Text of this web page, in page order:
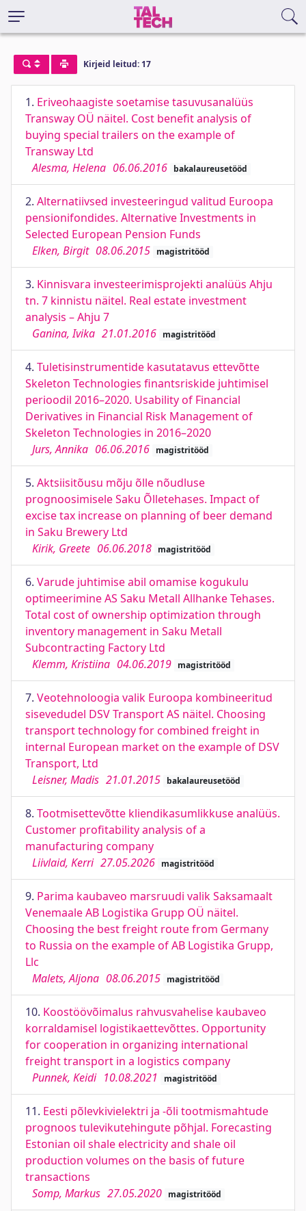
Kirjeid leitud: 17
1. Eriveohaagiste soetamise tasuvusanalüüs
Transway OÜ näitel. Cost benefit analysis of
buying special trailers on the example of
Transway Ltd
Alesma, Helena 06.06.2016 bakalaureusetööd
2. Alternatiivsed investeeringud valitud Euroopa
pensionifondides. Alternative Investments in
Selected European Pension Funds
Elken, Birgit 08.06.2015 magistritööd
3. Kinnisvara investeerimisprojekti analüüs Ahju
tn. 7 kinnistu näitel. Real estate investment
analysis – Ahju 7
Ganina, Ivika 21.01.2016 magistritööd
4. Tuletisinstrumentide kasutatavus ettevõtte
Skeleton Technologies finantsriskide juhtimisel
perioodil 2016–2020. Usability of Financial
Derivatives in Financial Risk Management of
Skeleton Technologies in 2016–2020
Jurs, Annika 06.06.2016 magistritööd
5. Aktsiisitõusu mõju õlle nõudluse
prognoosimisele Saku Õlletehases. Impact of
excise tax increase on planning of beer demand
in Saku Brewery Ltd
Kirik, Greete 06.06.2018 magistritööd
6. Varude juhtimise abil omamise kogukulu
optimeerimine AS Saku Metall Allhanke Tehases.
Total cost of ownership optimization through
inventory management in Saku Metall
Subcontracting Factory Ltd
Klemm, Kristiina 04.06.2019 magistritööd
7. Veotehnoloogia valik Euroopa kombineeritud
sisevedudel DSV Transport AS näitel. Choosing
transport technology for combined freight in
internal European market on the example of DSV
Transport, Ltd
Leisner, Madis 21.01.2015 bakalaureusetööd
8. Tootmisettevõtte kliendikasumlikkuse analüüs.
Customer profitability analysis of a
manufacturing company
Liivlaid, Kerri 27.05.2026 magistritööd
9. Parima kaubaveo marsruudi valik Saksamaalt
Venemaale AB Logistika Grupp OÜ näitel.
Choosing the best freight route from Germany
to Russia on the example of AB Logistika Grupp,
Llc
Malets, Aljona 08.06.2015 magistritööd
10. Koostöövõimalus rahvusvahelise kaubaveo
korraldamisel logistikaettevõttes. Opportunity
for cooperation in organizing international
freight transport in a logistics company
Punnek, Keidi 10.08.2021 magistritööd
11. Eesti põlevkivielektri ja -õli tootmismahtude
prognoos tulevikutehingute põhjal. Forecasting
Estonian oil shale electricity and shale oil
production volumes on the basis of future
transactions
Somp, Markus 27.05.2020 magistritööd